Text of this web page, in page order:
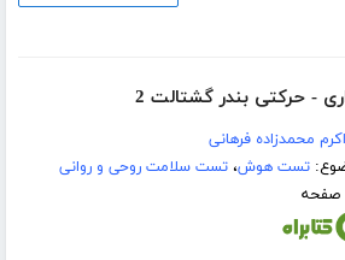
- حرکتی بندر گشتالت 2
اکرم محمدزاده فرهانی
تست هوش،تست سلامت روحی و روانی